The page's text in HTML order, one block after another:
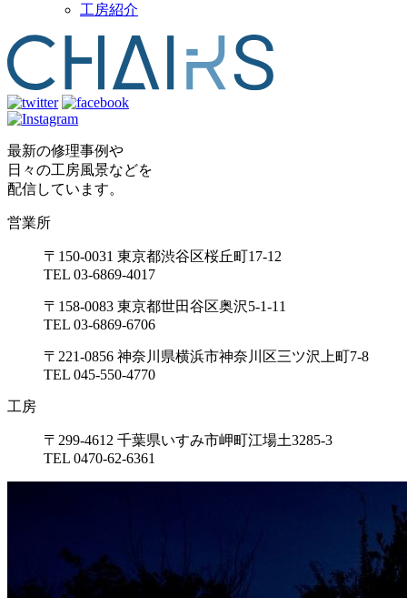
工房紹介
最新の修理事例や
日々の工房風景などを
配信しています。
営業所
〒150-0031 東京都渋谷区桜丘町17-12
TEL 03-6869-4017
〒158-0083 東京都世田谷区奥沢5-1-11
TEL 03-6869-6706
〒221-0856 神奈川県横浜市神奈川区三ツ沢上町7-8
TEL 045-550-4770
工房
〒299-4612 千葉県いすみ市岬町江場土3285-3
TEL 0470-62-6361